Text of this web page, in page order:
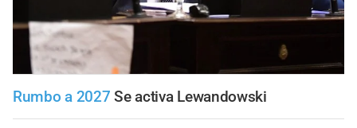
Rumbo a 2027 Se activa Lewandowski